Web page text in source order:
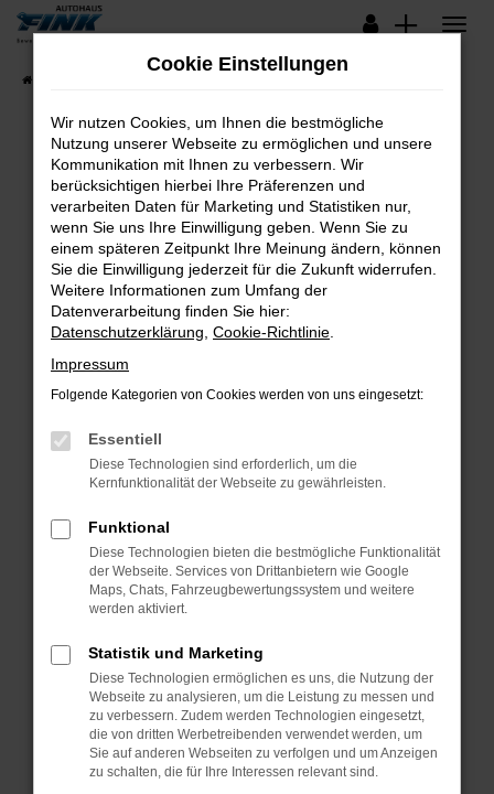
Zum
springen
Lagerfahrzeuge
Fehler: Network Error
Beim Laden ist ein Fehler aufgetreten.
Hier sind ein paar Tipps, die dir helfen können:
Überprüfe deine Firewall und deine
Internetverbindung.
Laden andere Webseiten, zum Beispiel deine
Suchmaschine?
Prüfe deine Browsererweiterungen.
können das Laden bestimmter Seiten
verhindern. Funktioniert die Seite in einem
anderen Browser oder in einem privaten
Starte dein Gerät neu.
Das kann manchmal helfen, vorübergehende
Probleme zu beheben.
Betriebssystem auf dem neuesten Stand
sind.
Veraltete Software birgt nicht nur ein
Sicherheitsrisiko, sondern kann auch dazu
führen, dass bestimmte Funktionen nicht mehr
unterstützt werden.
Cookie Einstellungen
Wir nutzen Cookies, um Ihnen die bestmögliche
Nutzung unserer Webseite zu ermöglichen und unsere
Kommunikation mit Ihnen zu verbessern. Wir
berücksichtigen hierbei Ihre Präferenzen und
verarbeiten Daten für Marketing und Statistiken nur,
wenn Sie uns Ihre Einwilligung geben. Wenn Sie zu
einem späteren Zeitpunkt Ihre Meinung ändern, können
Sie die Einwilligung jederzeit für die Zukunft widerrufen.
Weitere Informationen zum Umfang der
Datenverarbeitung finden Sie hier:
Datenschutzerklärung Cookie-Richtlinie
Impressum
Folgende Kategorien von Cookies werden von uns eingesetzt:
Essentiell
Diese Technologien sind erforderlich, um die
Kernfunktionalität der Webseite zu gewährleisten.
Funktional
Diese Technologien bieten die bestmögliche Funktionalität
der Webseite. Services von Drittanbietern wie Google
Maps, Chats, Fahrzeugbewertungssystem und weitere
werden aktiviert.
Statistik und Marketing
Diese Technologien ermöglichen es uns, die Nutzung der
Webseite zu analysieren, um die Leistung zu messen und
zu verbessern. Zudem werden Technologien eingesetzt,
die von dritten Werbetreibenden verwendet werden, um
Sie auf anderen Webseiten zu verfolgen und um Anzeigen
zu schalten, die für Ihre Interessen relevant sind.